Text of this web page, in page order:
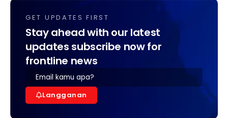
GET UPDATES FIRST
Stay ahead with our latest
updates subscribe now for
frontline news
Langganan